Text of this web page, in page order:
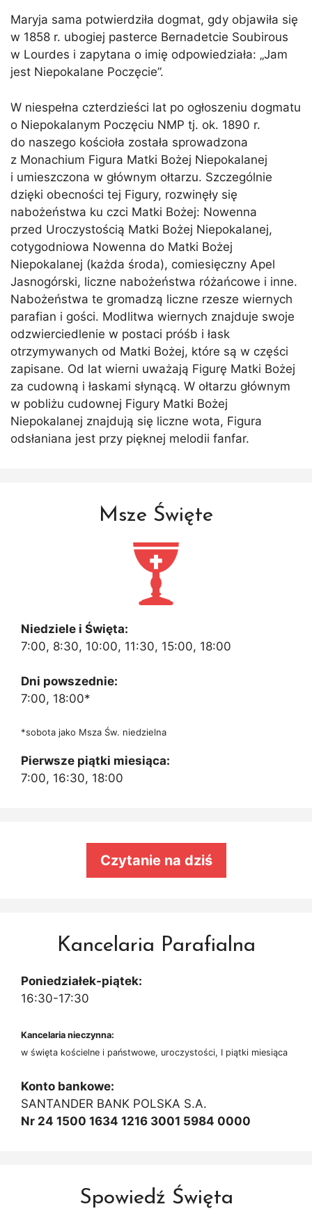
Maryja sama potwierdziła dogmat, gdy objawiła się
w 1858 r. ubogiej pasterce Bernadetcie Soubirous
w Lourdes i zapytana o imię odpowiedziała: „Jam
jest Niepokalane Poczęcie”.
W niespełna czterdzieści lat po ogłoszeniu dogmatu
o Niepokalanym Poczęciu NMP tj. ok. 1890 r.
do naszego kościoła została sprowadzona
z Monachium Figura Matki Bożej Niepokalanej
i umieszczona w głównym ołtarzu. Szczególnie
dzięki obecności tej Figury, rozwinęły się
nabożeństwa ku czci Matki Bożej: Nowenna
przed Uroczystością Matki Bożej Niepokalanej,
cotygodniowa Nowenna do Matki Bożej
Niepokalanej (każda środa), comiesięczny Apel
Jasnogórski, liczne nabożeństwa różańcowe i inne.
Nabożeństwa te gromadzą liczne rzesze wiernych
parafian i gości. Modlitwa wiernych znajduje swoje
odzwierciedlenie w postaci próśb i łask
otrzymywanych od Matki Bożej, które są w części
zapisane. Od lat wierni uważają Figurę Matki Bożej
za cudowną i łaskami słynącą. W ołtarzu głównym
w pobliżu cudownej Figury Matki Bożej
Niepokalanej znajdują się liczne wota, Figura
odsłaniana jest przy pięknej melodii fanfar.
Msze Święte
Niedziele i Święta:
7:00, 8:30, 10:00, 11:30, 15:00, 18:00
Dni powszednie:
7:00, 18:00*
*sobota jako Msza Św. niedzielna
Pierwsze piątki miesiąca:
7:00, 16:30, 18:00
Czytanie na dziś
Kancelaria Parafialna
Poniedziałek-piątek:
16:30-17:30
Kancelaria nieczynna:
w święta kościelne i państwowe, uroczystości, I piątki miesiąca
Konto bankowe:
SANTANDER BANK POLSKA S.A.
Nr 24 1500 1634 1216 3001 5984 0000
Spowiedź Święta